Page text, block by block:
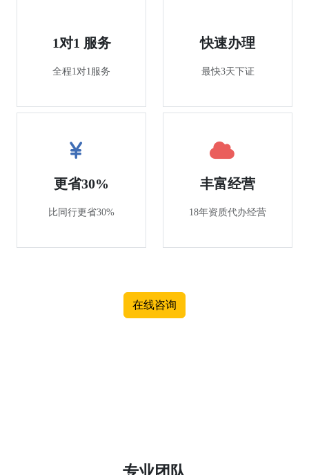
1对1 服务
全程1对1服务
快速办理
最快3天下证
更省30%
比同行更省30%
丰富经营
18年资质代办经营
在线咨询